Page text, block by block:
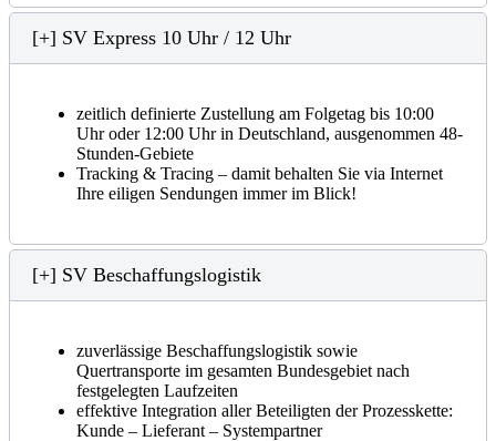
[+] SV Express 10 Uhr / 12 Uhr
zeitlich definierte Zustellung am Folgetag bis 10:00
Uhr oder 12:00 Uhr in Deutschland, ausgenommen 48-
Stunden-Gebiete
Tracking & Tracing – damit behalten Sie via Internet
Ihre eiligen Sendungen immer im Blick!
[+] SV Beschaffungslogistik
zuverlässige Beschaffungslogistik sowie
Quertransporte im gesamten Bundesgebiet nach
festgelegten Laufzeiten
effektive Integration aller Beteiligten der Prozesskette:
Kunde – Lieferant – Systempartner